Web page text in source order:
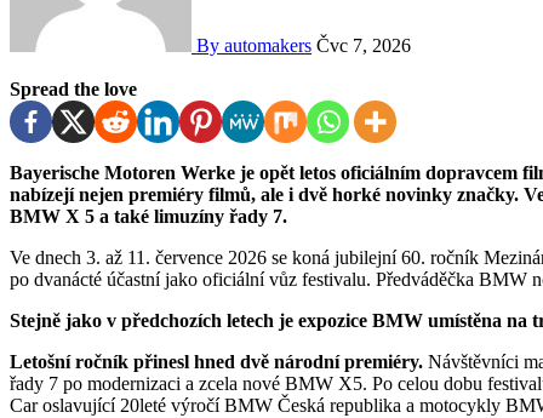
By automakers Čvc 7, 2026
Spread the love
Bayerische Motoren Werke je opět letos oficiálním dopravcem filmového festivalu v Karlových Varech. Císařské lázně
nabízejí nejen premiéry filmů, ale i dvě horké novinky značky.
BMW X 5 a také limuzíny řady 7.
Ve dnech 3. až 11. července 2026 se koná jubilejní 60. ročník
po dvanácté účastní jako oficiální vůz festivalu. Předváděčka BMW
Stejně jako v předchozích letech je expozice BMW umístěna na
Letošní ročník přinesl hned dvě národní premiéry. Návštěvníci
řady 7 po modernizaci a zcela nové BMW X5. Po celou dobu
Car oslavující 20leté výročí BMW Česká republika a motocykly